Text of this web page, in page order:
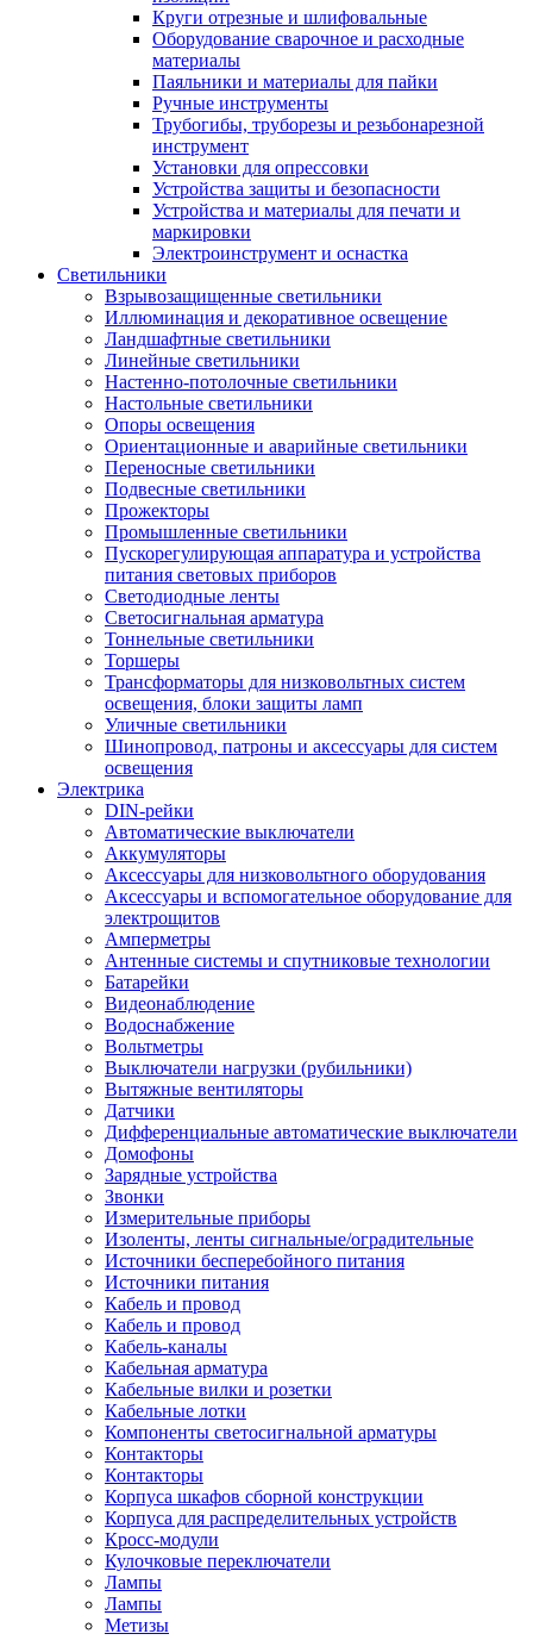
Круги отрезные и шлифовальные
Оборудование сварочное и расходные
материалы
Паяльники и материалы для пайки
Ручные инструменты
Трубогибы, труборезы и резьбонарезной
инструмент
Установки для опрессовки
Устройства защиты и безопасности
Устройства и материалы для печати и
маркировки
Электроинструмент и оснастка
Светильники
Взрывозащищенные светильники
Иллюминация и декоративное освещение
Ландшафтные светильники
Линейные светильники
Настенно-потолочные светильники
Настольные светильники
Опоры освещения
Ориентационные и аварийные светильники
Переносные светильники
Подвесные светильники
Прожекторы
Промышленные светильники
Пускорегулирующая аппаратура и устройства
питания световых приборов
Светодиодные ленты
Светосигнальная арматура
Тоннельные светильники
Торшеры
Трансформаторы для низковольтных систем
освещения, блоки защиты ламп
Уличные светильники
Шинопровод, патроны и аксессуары для систем
освещения
Электрика
DIN-рейки
Автоматические выключатели
Аккумуляторы
Аксессуары для низковольтного оборудования
Аксессуары и вспомогательное оборудование для
электрощитов
Амперметры
Антенные системы и спутниковые технологии
Батарейки
Видеонаблюдение
Водоснабжение
Вольтметры
Выключатели нагрузки (рубильники)
Вытяжные вентиляторы
Датчики
Дифференциальные автоматические выключатели
Домофоны
Зарядные устройства
Звонки
Измерительные приборы
Изоленты, ленты сигнальные/оградительные
Источники бесперебойного питания
Источники питания
Кабель и провод
Кабель и провод
Кабель-каналы
Кабельная арматура
Кабельные вилки и розетки
Кабельные лотки
Компоненты светосигнальной арматуры
Контакторы
Контакторы
Корпуса шкафов сборной конструкции
Корпуса для распределительных устройств
Кросс-модули
Кулочковые переключатели
Лампы
Лампы
Метизы